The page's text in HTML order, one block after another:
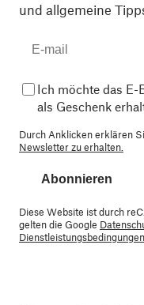
und allgemeine
Ich möchte das E-
als Geschenk
Durch Anklicken erklären
Newsletter zu erhalten.
Abonnieren
Diese Website ist durch
gelten die Google
Dienstleistungsbedingungen